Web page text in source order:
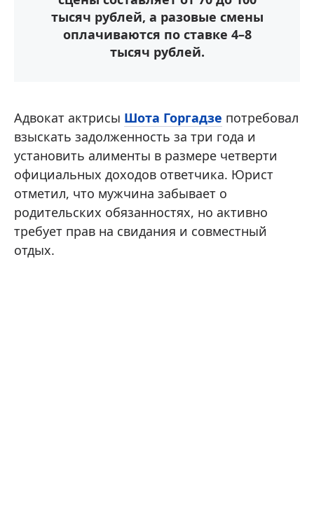
тысяч рублей, а разовые смены
оплачиваются по ставке 4–8
тысяч рублей.
Адвокат актрисы Шота Горгадзе потребовал
взыскать задолженность за три года и
установить алименты в размере четверти
официальных доходов ответчика. Юрист
отметил, что мужчина забывает о
родительских обязанностях, но активно
требует прав на свидания и совместный
отдых.